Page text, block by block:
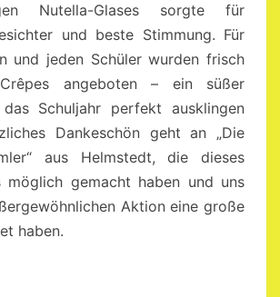
Nutella-Glases sorgte für
und beste Stimmung. Für
und jeden Schüler wurden frisch
angeboten – ein süßer
Schuljahr perfekt ausklingen
Dankeschön geht an „Die
aus Helmstedt, die dieses
möglich gemacht haben und uns
Aktion eine große
haben.